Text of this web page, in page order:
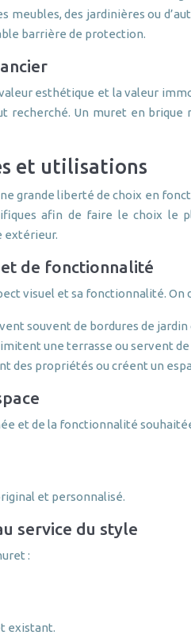
des jardinières ou
barrière de protection.
esthétique et la valeur
Un muret en
et utilisations
grande liberté de choix en
afin de faire le choix le
extérieur.
de fonctionnalité
visuel et sa fonctionnalité.
souvent de bordures de jardin
une terrasse ou servent
des propriétés ou créent un
et de la fonctionnalité
et personnalisé.
service du style
:
existant.